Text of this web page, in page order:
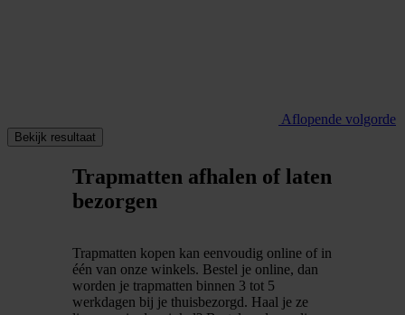
Aflopende volgorde
Bekijk resultaat
Trapmatten afhalen of laten
bezorgen
Trapmatten kopen kan eenvoudig online of in
één van onze winkels. Bestel je online, dan
worden je trapmatten binnen 3 tot 5
werkdagen bij je thuisbezorgd. Haal je ze